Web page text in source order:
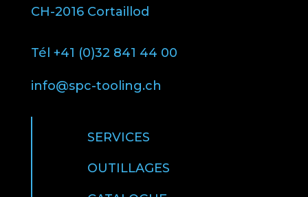
CH-2016 Cortaillod
Tél +41 (0)32 841 44 00
info@spc-tooling.ch
SERVICES
OUTILLAGES